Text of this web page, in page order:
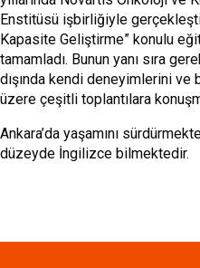
Enstitüsü işbirliğiyle
Kapasite Geliştirme” konulu
tamamladı. Bunun yanı sıra
dışında kendi deneyimlerini
üzere çeşitli toplantılara
Ankara’da yaşamını
düzeyde İngilizce bilmektedir.